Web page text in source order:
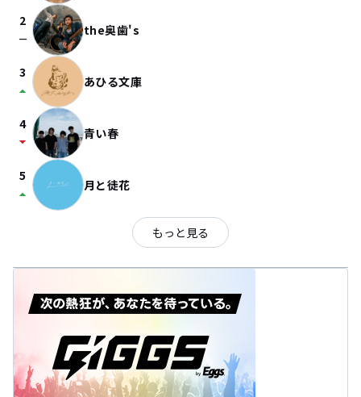
2
check_indeterminate_small the奥歯's
3
arrow_drop_up あひる文庫
4
arrow_drop_down 青い春
5
arrow_drop_up 月と徒花
もっと見る